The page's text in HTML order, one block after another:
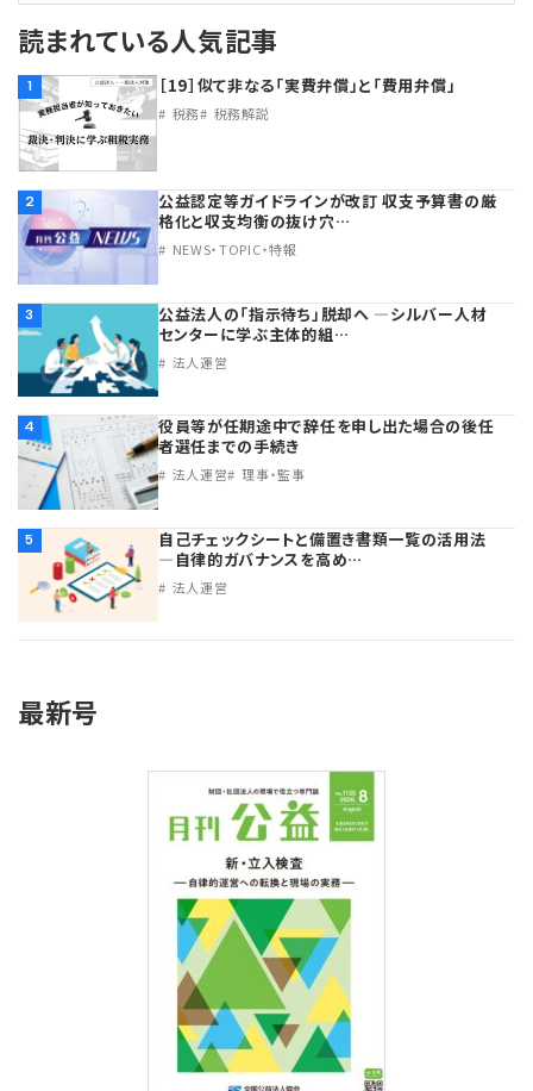
読まれている人気記事
1 ［19］似て非なる「実費弁償」と「費用弁償」
税務 税務解説
2
公益認定等ガイドラインが改訂 収支予算書の厳
格化と収支均衡の抜け穴…
NEWS・TOPIC・特報
3
公益法人の「指示待ち」脱却へ ―シルバー人材
センターに学ぶ主体的組…
法人運営
4
役員等が任期途中で辞任を申し出た場合の後任
者選任までの手続き
法人運営 理事・監事
5
自己チェックシートと備置き書類一覧の活用法
―自律的ガバナンスを高め…
法人運営
最新号